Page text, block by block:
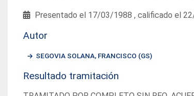
Presentado el 17/03/1988 , calificado el
Autor
SEGOVIA SOLANA, FRANCISCO (GS)
Resultado tramitación